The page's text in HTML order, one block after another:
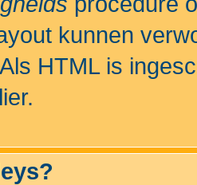
kunnen
HTML is